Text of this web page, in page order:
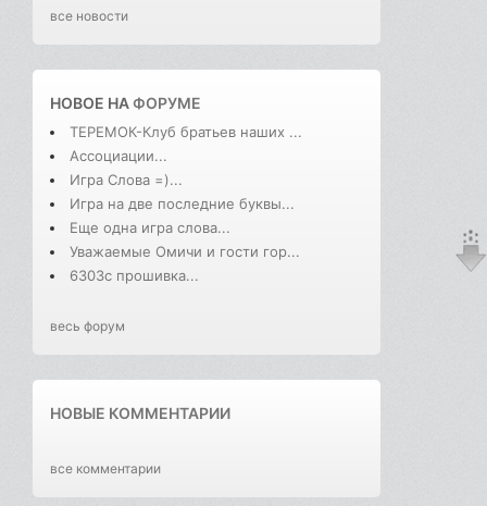
все новости
НОВОЕ НАФОРУМЕ
ТЕРЕМОК-Клуб братьев наших ...
Ассоциации...
Игра Слова =)...
Игра на две последние буквы...
Еще одна игра слова...
Уважаемые Омичи и гости гор...
6303с прошивка...
весь форум
НОВЫЕ КОММЕНТАРИИ
все комментарии